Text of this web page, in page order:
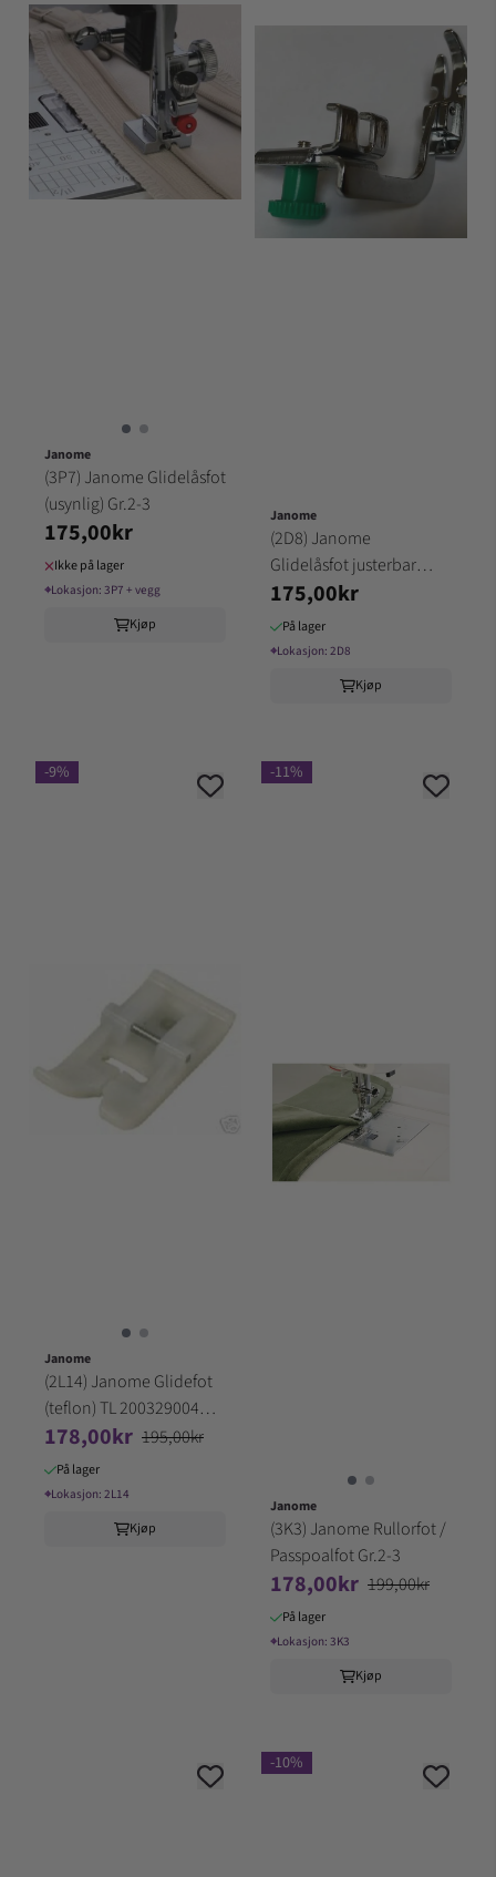
Janome
(3P7) Janome Glidelåsfot
(usynlig) Gr.2-3
175,00kr
Ikke på lager
⌖Lokasjon: 3P7 + vegg
Kjøp
Janome
(2D8) Janome
Glidelåsfot justerbar
(smal) Gr.1-2
175,00kr
På lager
⌖Lokasjon: 2D8
Kjøp
-9%
Janome
(2L14) Janome Glidefot
(teflon) TL 200329004
GR.2-3
178,00kr 195,00kr
På lager
⌖Lokasjon: 2L14
Kjøp
-11%
Janome
(3K3) Janome Rullorfot /
Passpoalfot Gr.2-3
178,00kr 199,00kr
På lager
⌖Lokasjon: 3K3
Kjøp
-10%